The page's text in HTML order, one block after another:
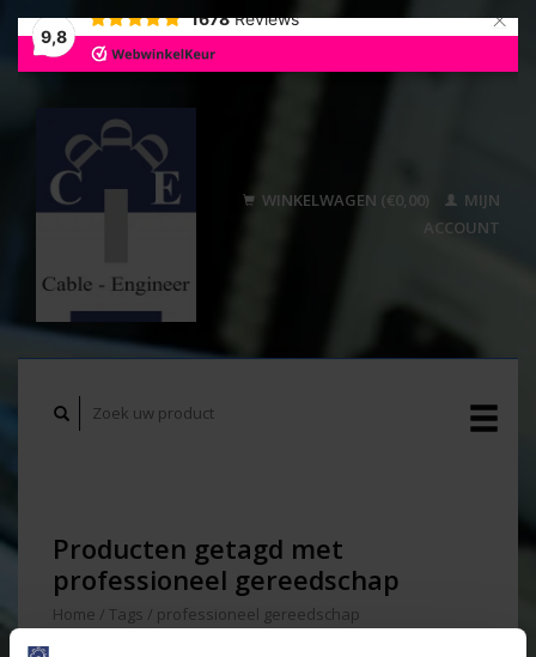
9,8
1678 Reviews ×
WINKELWAGEN (€0,00)
MIJN
ACCOUNT
Producten getagd met
professioneel gereedschap
Home / Tags / professioneel gereedschap